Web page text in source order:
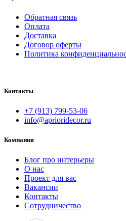
Обратная связь
Оплата
Доставка
Договор оферты
Политика
Контакты
+7 (913) 799-53-06
info@aprioridecor.ru
Компания
Блог про интерьеры
О нас
Проект для вас
Вакансии
Контакты
Сотрудничество